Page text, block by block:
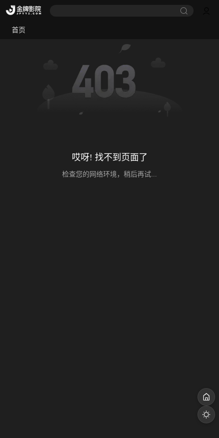
首页
哎呀! 找不到页面了
检查您的网络环境，稍后再试...